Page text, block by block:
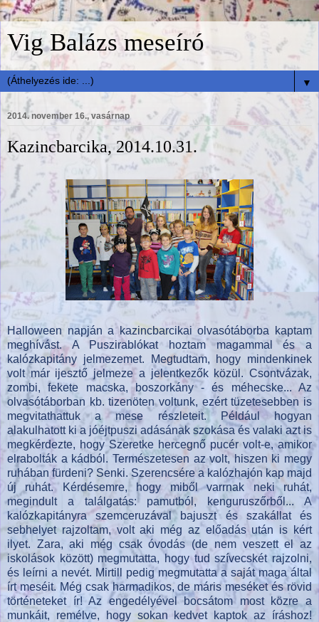
Vig Balázs meseíró
▼
2014. november 16., vasárnap
Kazincbarcika, 2014.10.31.
Halloween napján a kazincbarcikai olvasótáborba kaptam
meghívást. A Puszirablókat hoztam magammal és a
kalózkapitány jelmezemet. Megtudtam, hogy mindenkinek
volt már ijesztő jelmeze a jelentkezők közül. Csontvázak,
zombi, fekete macska, boszorkány - és méhecske... Az
olvasótáborban kb. tizenöten voltunk, ezért tüzetesebben is
megvitathattuk a mese részleteit. Például hogyan
alakulhatott ki a jóéjtpuszi adásának szokása és valaki azt is
megkérdezte, hogy Szeretke hercegnő pucér volt-e, amikor
elrabolták a kádból. Természetesen az volt, hiszen ki megy
ruhában fürdeni? Senki. Szerencsére a kalózhajón kap majd
új ruhát. Kérdésemre, hogy miből varrnak neki ruhát,
megindult a találgatás: pamutból, kenguruszőrből... A
kalózkapitányra szemceruzával bajuszt és szakállat és
sebhelyet rajzoltam, volt aki még az előadás után is kért
ilyet. Zara, aki még csak óvodás (de nem veszett el az
iskolások között) megmutatta, hogy tud szívecskét rajzolni,
és leírni a nevét. Mirtill pedig megmutatta a saját maga által
írt meséit. Még csak harmadikos, de máris meséket és rövid
történeteket ír! Az engedélyével bocsátom most közre a
munkáit, remélve, hogy sokan kedvet kaptok az íráshoz!